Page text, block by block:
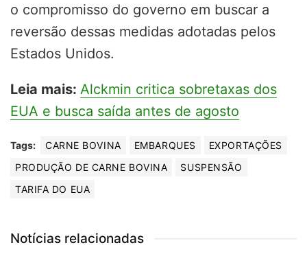
o compromisso do governo em buscar a
reversão dessas medidas adotadas pelos
Estados Unidos.
Leia mais: Alckmin critica sobretaxas dos
EUA e busca saída antes de agosto
Tags: CARNE BOVINA EMBARQUES
EXPORTAÇÕES
PRODUÇÃO DE CARNE BOVINA
SUSPENSÃO
TARIFA DO EUA
Notícias relacionadas